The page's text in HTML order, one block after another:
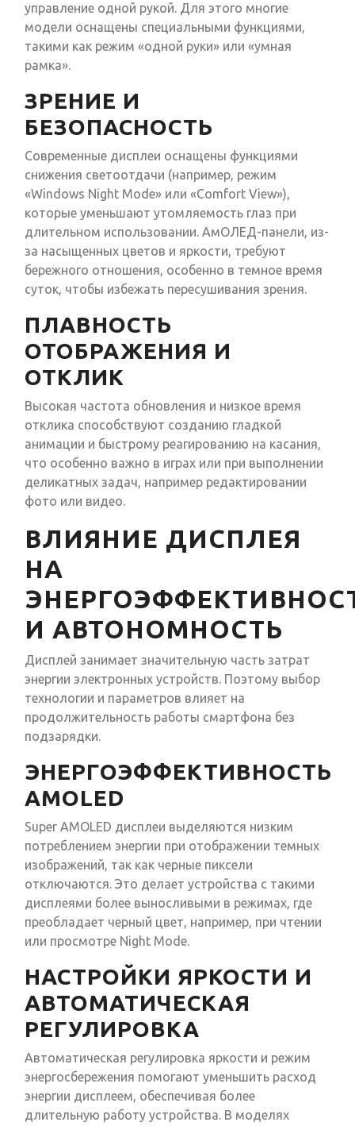
управление одной рукой. Для этого многие
модели оснащены специальными функциями,
такими как режим «одной руки» или «умная
рамка».
ЗРЕНИЕ И
БЕЗОПАСНОСТЬ
Современные дисплеи оснащены функциями
снижения светоотдачи (например, режим
«Windows Night Mode» или «Comfort View»),
которые уменьшают утомляемость глаз при
длительном использовании. АмОЛЕД-панели, из-
за насыщенных цветов и яркости, требуют
бережного отношения, особенно в темное время
суток, чтобы избежать пересушивания зрения.
ПЛАВНОСТЬ
ОТОБРАЖЕНИЯ И
ОТКЛИК
Высокая частота обновления и низкое время
отклика способствуют созданию гладкой
анимации и быстрому реагированию на касания,
что особенно важно в играх или при выполнении
деликатных задач, например редактировании
фото или видео.
ВЛИЯНИЕ ДИСПЛЕЯ
НА
И АВТОНОМНОСТЬ
Дисплей занимает значительную часть затрат
энергии электронных устройств. Поэтому выбор
технологии и параметров влияет на
продолжительность работы смартфона без
подзарядки.
ЭНЕРГОЭФФЕКТИВНОСТЬ
AMOLED
Super AMOLED дисплеи выделяются низким
потреблением энергии при отображении темных
изображений, так как черные пиксели
отключаются. Это делает устройства с такими
дисплеями более выносливыми в режимах, где
преобладает черный цвет, например, при чтении
или просмотре Night Mode.
НАСТРОЙКИ ЯРКОСТИ И
АВТОМАТИЧЕСКАЯ
РЕГУЛИРОВКА
Автоматическая регулировка яркости и режим
энергосбережения помогают уменьшить расход
энергии дисплеем, обеспечивая более
длительную работу устройства. В моделях